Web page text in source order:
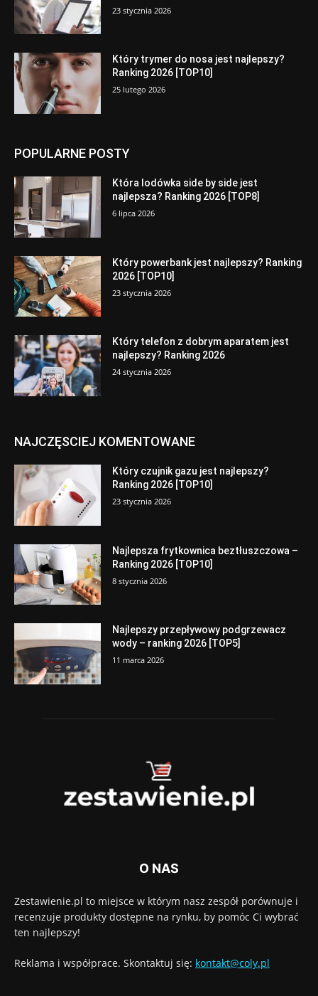
23 stycznia 2026
Który trymer do nosa jest najlepszy?
Ranking 2026 [TOP10]
25 lutego 2026
POPULARNE POSTY
Która lodówka side by side jest
najlepsza? Ranking 2026 [TOP8]
6 lipca 2026
Który powerbank jest najlepszy? Ranking
2026 [TOP10]
23 stycznia 2026
Który telefon z dobrym aparatem jest
najlepszy? Ranking 2026
24 stycznia 2026
NAJCZĘSCIEJ KOMENTOWANE
Który czujnik gazu jest najlepszy?
Ranking 2026 [TOP10]
23 stycznia 2026
Najlepsza frytkownica beztłuszczowa –
Ranking 2026 [TOP10]
8 stycznia 2026
Najlepszy przepływowy podgrzewacz
wody – ranking 2026 [TOP5]
11 marca 2026
O NAS
Zestawienie.pl to miejsce w którym nasz zespół porównuje i
recenzuje produkty dostępne na rynku, by pomóc Ci wybrać
ten najlepszy!
Reklama i współprace. Skontaktuj się: kontakt@coly.pl